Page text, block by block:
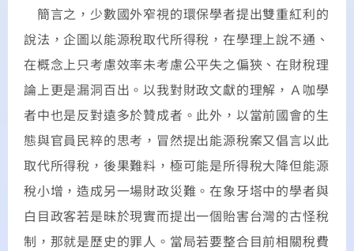
簡言之，少數國外窄視的環保學者提出雙重紅利的
說法，企圖以能源稅取代所得稅，在學理上說不通、
在概念上只考慮效率未考慮公平失之偏狹、在財稅理
論上更是漏洞百出。以我對財政文獻的理解，Ａ咖學
者中也是反對遠多於贊成者。此外，以當前國會的生
態與官員民粹的思考，冒然提出能源稅案又倡言以此
取代所得稅，後果難料，極可能是所得稅大降但能源
稅小增，造成另一場財政災難。在象牙塔中的學者與
白目政客若是昧於現實而提出一個貽害台灣的古怪稅
制，那就是歷史的罪人。當局若要整合目前相關稅費